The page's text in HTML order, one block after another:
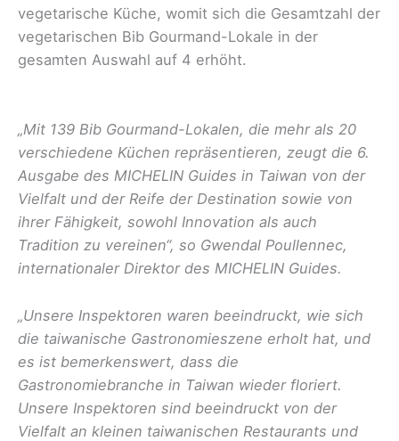
vegetarische Küche, womit sich die Gesamtzahl der
vegetarischen Bib Gourmand-Lokale in der
gesamten Auswahl auf 4 erhöht.
„Mit 139 Bib Gourmand-Lokalen, die mehr als 20
verschiedene Küchen repräsentieren, zeugt die 6.
Ausgabe des MICHELIN Guides in Taiwan von der
Vielfalt und der Reife der Destination sowie von
ihrer Fähigkeit, sowohl Innovation als auch
Tradition zu vereinen“, so Gwendal Poullennec,
internationaler Direktor des MICHELIN Guides.
„Unsere Inspektoren waren beeindruckt, wie sich
die taiwanische Gastronomieszene erholt hat, und
es ist bemerkenswert, dass die
Gastronomiebranche in Taiwan wieder floriert.
Unsere Inspektoren sind beeindruckt von der
Vielfalt an kleinen taiwanischen Restaurants und